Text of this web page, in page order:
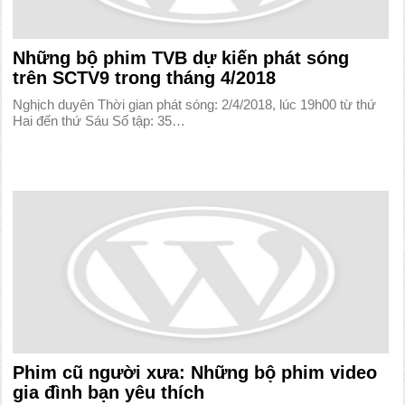
Những bộ phim TVB dự kiến phát sóng
trên SCTV9 trong tháng 4/2018
Nghịch duyên Thời gian phát sóng: 2/4/2018, lúc 19h00 từ thứ
Hai đến thứ Sáu Số tập: 35…
Phim cũ người xưa: Những bộ phim video
gia đình bạn yêu thích